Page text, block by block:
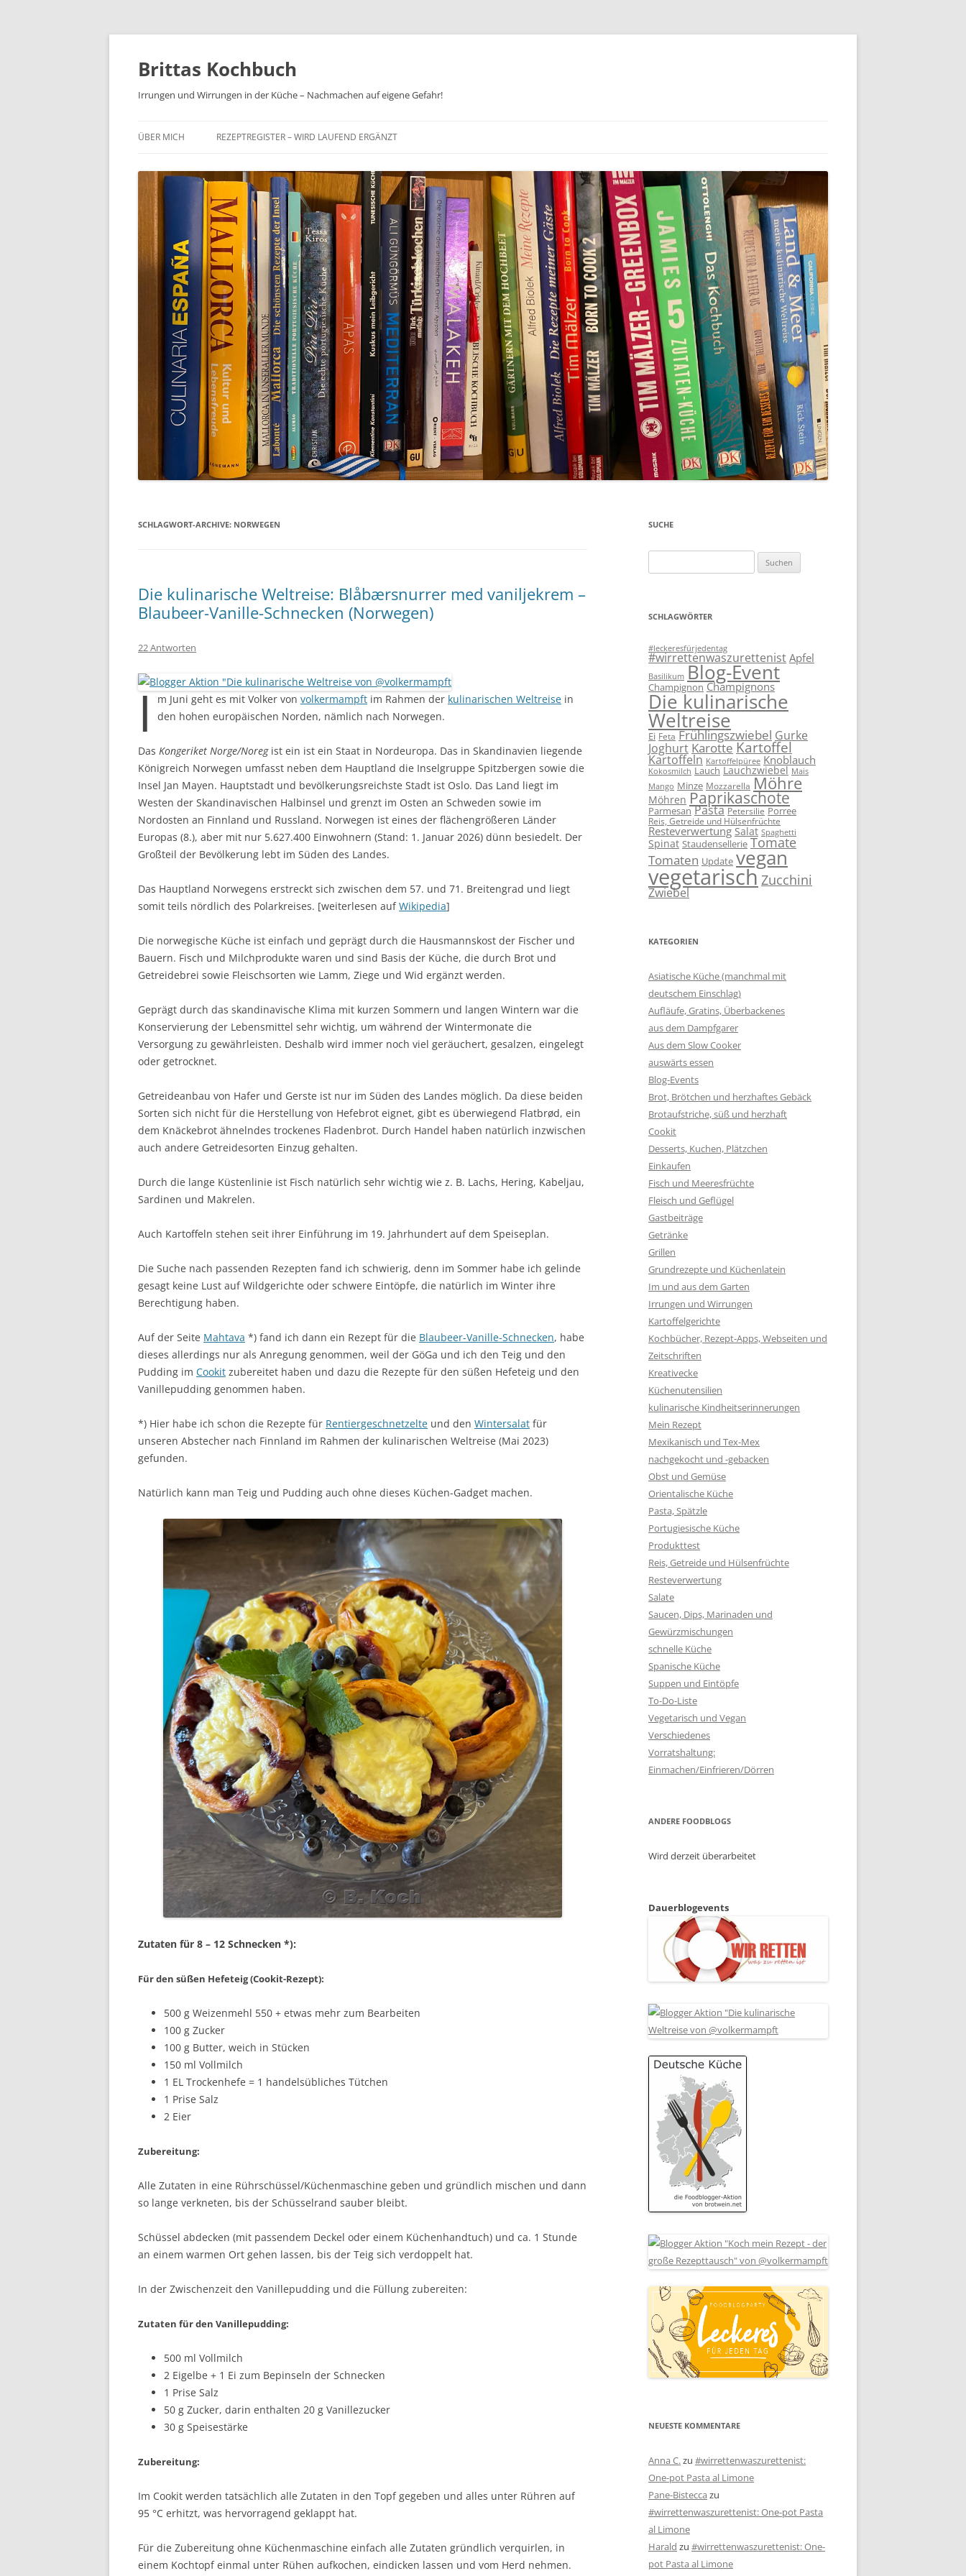
Brittas Kochbuch
Irrungen und Wirrungen in der Küche – Nachmachen auf eigene Gefahr!
ÜBER MICH REZEPTREGISTER – WIRD LAUFEND ERGÄNZT
SCHLAGWORT-ARCHIVE: NORWEGEN
Die kulinarische Weltreise: Blåbærsnurrer med vaniljekrem –
Blaubeer-Vanille-Schnecken (Norwegen)
22 Antworten
I m Juni geht es mit Volker von volkermampft im Rahmen der kulinarischen Weltreise in
den hohen europäischen Norden, nämlich nach Norwegen.
Das Kongeriket Norge/Noregist ein ist ein Staat in Nordeuropa. Das in Skandinavien liegende
Königreich Norwegen umfasst neben dem Hauptland die Inselgruppe Spitzbergen sowie die
Insel Jan Mayen. Hauptstadt und bevölkerungsreichste Stadt ist Oslo. Das Land liegt im
Westen der Skandinavischen Halbinsel und grenzt im Osten an Schweden sowie im
Nordosten an Finnland und Russland. Norwegen ist eines der flächengrößeren Länder
Europas (8.), aber mit nur 5.627.400 Einwohnern (Stand: 1. Januar 2026) dünn besiedelt. Der
Großteil der Bevölkerung lebt im Süden des Landes.
Das Hauptland Norwegens erstreckt sich zwischen dem 57. und 71. Breitengrad und liegt
somit teils nördlich des Polarkreises. [weiterlesen aufWikipedia]
Die norwegische Küche ist einfach und geprägt durch die Hausmannskost der Fischer und
Bauern. Fisch und Milchprodukte waren und sind Basis der Küche, die durch Brot und
Getreidebrei sowie Fleischsorten wie Lamm, Ziege und Wid ergänzt werden.
Geprägt durch das skandinavische Klima mit kurzen Sommern und langen Wintern war die
Konservierung der Lebensmittel sehr wichtig, um während der Wintermonate die
Versorgung zu gewährleisten. Deshalb wird immer noch viel geräuchert, gesalzen, eingelegt
oder getrocknet.
Getreideanbau von Hafer und Gerste ist nur im Süden des Landes möglich. Da diese beiden
Sorten sich nicht für die Herstellung von Hefebrot eignet, gibt es überwiegend Flatbrød, ein
dem Knäckebrot ähnelndes trockenes Fladenbrot. Durch Handel haben natürlich inzwischen
auch andere Getreidesorten Einzug gehalten.
Durch die lange Küstenlinie ist Fisch natürlich sehr wichtig wie z. B. Lachs, Hering, Kabeljau,
Sardinen und Makrelen.
Auch Kartoffeln stehen seit ihrer Einführung im 19. Jahrhundert auf dem Speiseplan.
Die Suche nach passenden Rezepten fand ich schwierig, denn im Sommer habe ich gelinde
gesagt keine Lust auf Wildgerichte oder schwere Eintöpfe, die natürlich im Winter ihre
Berechtigung haben.
Auf der Seite Mahtava *) fand ich dann ein Rezept für die Blaubeer-Vanille-Schnecken, habe
dieses allerdings nur als Anregung genommen, weil der GöGa und ich den Teig und den
Pudding im Cookit zubereitet haben und dazu die Rezepte für den süßen Hefeteig und den
Vanillepudding genommen haben.
*) Hier habe ich schon die Rezepte für Rentiergeschnetzelte und den Wintersalat für
unseren Abstecher nach Finnland im Rahmen der kulinarischen Weltreise (Mai 2023)
gefunden.
Natürlich kann man Teig und Pudding auch ohne dieses Küchen-Gadget machen.
Zutaten für 8 – 12 Schnecken *):
Für den süßen Hefeteig (Cookit-Rezept):
500 g Weizenmehl 550 + etwas mehr zum Bearbeiten
100 g Zucker
100 g Butter, weich in Stücken
150 ml Vollmilch
1 EL Trockenhefe = 1 handelsübliches Tütchen
1 Prise Salz
2 Eier
Zubereitung:
Alle Zutaten in eine Rührschüssel/Küchenmaschine geben und gründlich mischen und dann
so lange verkneten, bis der Schüsselrand sauber bleibt.
Schüssel abdecken (mit passendem Deckel oder einem Küchenhandtuch) und ca. 1 Stunde
an einem warmen Ort gehen lassen, bis der Teig sich verdoppelt hat.
In der Zwischenzeit den Vanillepudding und die Füllung zubereiten:
Zutaten für den Vanillepudding:
500 ml Vollmilch
2 Eigelbe + 1 Ei zum Bepinseln der Schnecken
1 Prise Salz
50 g Zucker, darin enthalten 20 g Vanillezucker
30 g Speisestärke
Zubereitung:
Im Cookit werden tatsächlich alle Zutaten in den Topf gegeben und alles unter Rühren auf
95 °C erhitzt, was hervorragend geklappt hat.
Für die Zubereitung ohne Küchenmaschine einfach alle Zutaten gründlich verquirlen, in
einem Kochtopf einmal unter Rühen aufkochen, eindicken lassen und vom Herd nehmen.
SUCHE
nach:
SCHLAGWÖRTER
#leckeresfürjedentag
#wirrettenwaszurettenist Apfel
Basilikum Blog-Event
Champignon Champignons
Die kulinarische
Weltreise
Ei Feta Frühlingszwiebel Gurke
Joghurt Karotte Kartoffel
Kartoffeln Kartoffelpüree Knoblauch
Kokosmilch Lauch Lauchzwiebel Mais
Mango Minze Mozzarella Möhre
Möhren Paprikaschote
Parmesan Pasta Petersilie Porree
Reis, Getreide und Hülsenfrüchte
Resteverwertung Salat Spaghetti
Spinat Staudensellerie Tomate
Tomaten Update vegan
vegetarischZucchini
Zwiebel
KATEGORIEN
Asiatische Küche (manchmal mit
deutschem Einschlag)
Aufläufe, Gratins, Überbackenes
aus dem Dampfgarer
Aus dem Slow Cooker
auswärts essen
Blog-Events
Brot, Brötchen und herzhaftes Gebäck
Brotaufstriche, süß und herzhaft
Cookit
Desserts, Kuchen, Plätzchen
Einkaufen
Fisch und Meeresfrüchte
Fleisch und Geflügel
Gastbeiträge
Getränke
Grillen
Grundrezepte und Küchenlatein
Im und aus dem Garten
Irrungen und Wirrungen
Kartoffelgerichte
Kochbücher, Rezept-Apps, Webseiten und
Zeitschriften
Kreativecke
Küchenutensilien
kulinarische Kindheitserinnerungen
Mein Rezept
Mexikanisch und Tex-Mex
nachgekocht und -gebacken
Obst und Gemüse
Orientalische Küche
Pasta, Spätzle
Portugiesische Küche
Produkttest
Reis, Getreide und Hülsenfrüchte
Resteverwertung
Salate
Saucen, Dips, Marinaden und
Gewürzmischungen
schnelle Küche
Spanische Küche
Suppen und Eintöpfe
To-Do-Liste
Vegetarisch und Vegan
Verschiedenes
Vorratshaltung:
Einmachen/Einfrieren/Dörren
ANDERE FOODBLOGS
Wird derzeit überarbeitet
Dauerblogevents
NEUESTE KOMMENTARE
Anna C.zu #wirrettenwaszurettenist:
One-pot Pasta al Limone
Pane-Bistecca zu
#wirrettenwaszurettenist: One-pot Pasta
al Limone
Harald zu #wirrettenwaszurettenist: One-
pot Pasta al Limone